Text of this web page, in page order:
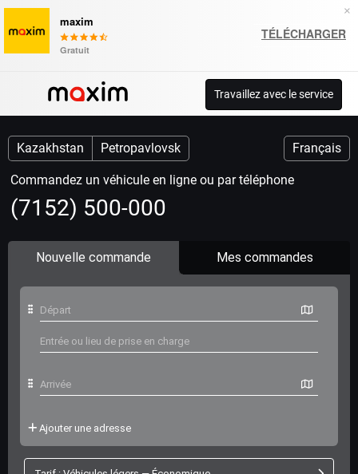
×
maxim
Gratuit
TÉLÉCHARGER
Travaillez avec le service
Kazakhstan Petropavlovsk Français
Сommandez un véhicule en ligne ou par téléphone
(7152) 500-000